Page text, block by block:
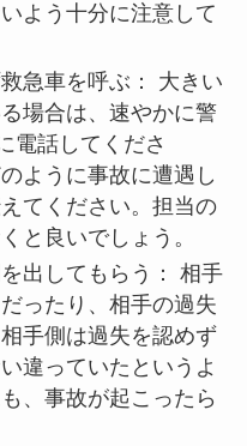
よう十分に注意して
急車を呼ぶ： 大きい
場合は、速やかに警
電話してくださ
ように事故に遭遇し
てください。担当の
と良いでしょう。
出してもらう： 相手
ったり、相手の過失
手側は過失を認めず
違っていたというよ
、事故が起こったら